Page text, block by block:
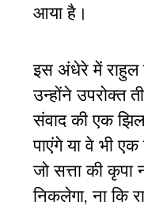
आया है।
इस अंधेरे में राहुल
उन्होंने उपरोक्त
संवाद की एक
पाएंगे या वे भी
जो सत्ता की
निकलेगा, ना कि